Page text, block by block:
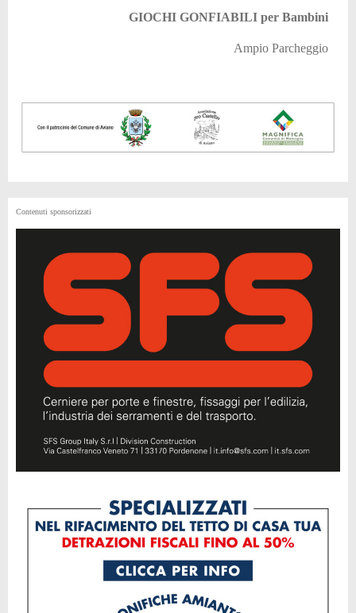
GIOCHI GONFIABILI per Bambini
Ampio Parcheggio
Contenuti sponsorizzati